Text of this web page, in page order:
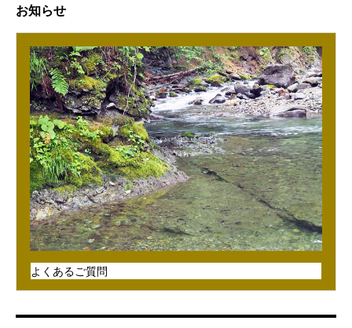
お知らせ
よくあるご質問